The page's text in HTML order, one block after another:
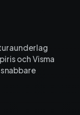
och Visma